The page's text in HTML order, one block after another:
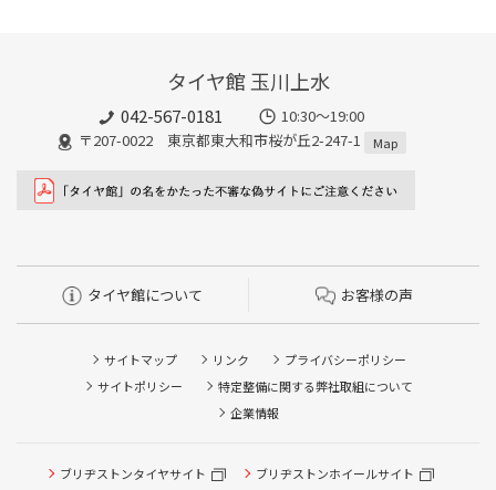
タイヤ館 玉川上水
042-567-0181
10:30～19:00
〒207-0022 東京都東大和市桜が丘2-247-1
Map
タイヤ館について お客様の声
サイトマップ リンク
プライバシーポリシー
サイトポリシー
特定整備に関する弊社取組について
企業情報
ブリヂストンタイヤサイト ブリヂストンホイールサイト
タイヤ点検・安全点検/タイヤ履き替え/オイル交換/その他